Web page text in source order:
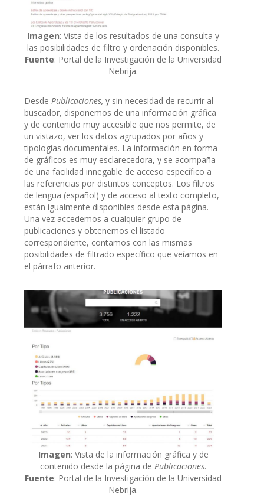
Imagen: Vista de los resultados de una consulta y
las posibilidades de filtro y ordenación disponibles.
Fuente: Portal de la Investigación de la Universidad
Nebrija.
Desde Publicaciones, y sin necesidad de recurrir al
buscador, disponemos de una información gráfica
y de contenido muy accesible que nos permite, de
un vistazo, ver los datos agrupados por años y
tipologías documentales. La información en forma
de gráficos es muy esclarecedora, y se acompaña
de una facilidad innegable de acceso específico a
las referencias por distintos conceptos. Los filtros
de lengua (español) y de acceso al texto completo,
están igualmente disponibles desde esta página.
Una vez accedemos a cualquier grupo de
publicaciones y obtenemos el listado
correspondiente, contamos con las mismas
posibilidades de filtrado específico que veíamos en
el párrafo anterior.
Imagen: Vista de la información gráfica y de
contenido desde la página de Publicaciones.
Fuente: Portal de la Investigación de la Universidad
Nebrija.